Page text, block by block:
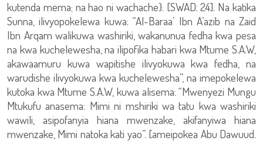
kutenda mema; na hao ni wachache}. [SWAD: 24]. Na katika
Sunna, ilivyopokelewa kuwa: “Al-Baraa’ Ibn A’azib na Zaid
Ibn Arqam walikuwa washiriki, wakanunua fedha kwa pesa
na kwa kuchelewesha, na ilipofika habari kwa Mtume S.A.W,
akawaamuru kuwa wapitishe ilivyokuwa kwa fedha, na
warudishe ilivyokuwa kwa kuchelewesha”, na imepokelewa
kutoka kwa Mtume S.A.W, kuwa alisema: “Mwenyezi Mungu
Mtukufu anasema: Mimi ni mshiriki wa tatu kwa washiriki
wawili, asipofanyia hiana mwenzake, akifanyiwa hiana
mwenzake, Mimi natoka kati yao”. [ameipokea Abu Dawuud.